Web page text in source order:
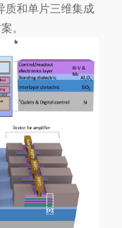
质和单片三维集成
。